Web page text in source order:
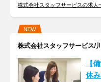
株式会社スタッフサービスの求人
NEW
株式会社スタッフサービス/
【
休